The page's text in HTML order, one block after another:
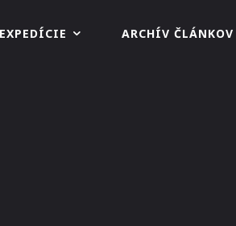
EXPEDÍCIE ARCHÍV ČLÁNKOV